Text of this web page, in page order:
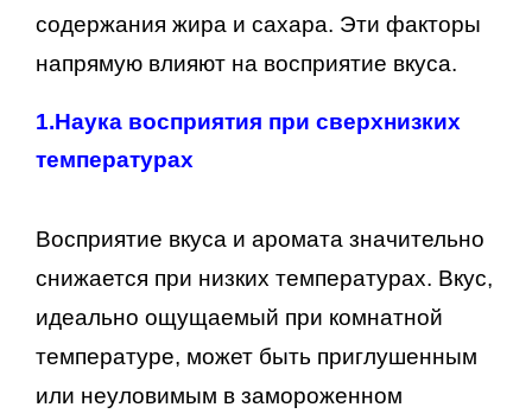
содержания жира и сахара. Эти факторы
напрямую влияют на восприятие вкуса.
1.Наука восприятия при сверхнизких
температурах
Восприятие вкуса и аромата значительно
снижается при низких температурах. Вкус,
идеально ощущаемый при комнатной
температуре, может быть приглушенным
или неуловимым в замороженном